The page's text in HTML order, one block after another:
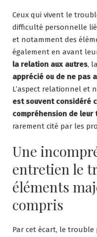
Ceux qui vivent le
difficulté personnelle
et notamment des
également en avant
la relation aux autres,
apprécié ou de ne pas
L’aspect relationnel et
est souvent considéré
compréhension de leur
rarement cité par les
Une
entretien le
éléments
compris
Par cet écart, le